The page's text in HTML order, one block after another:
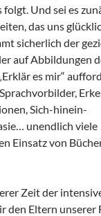
Und sei es
das uns
sicherlich der
auf Abbildungen
es mir“
Sich-hinein-
unendlich viele
Einsatz von
Zeit der
den Eltern